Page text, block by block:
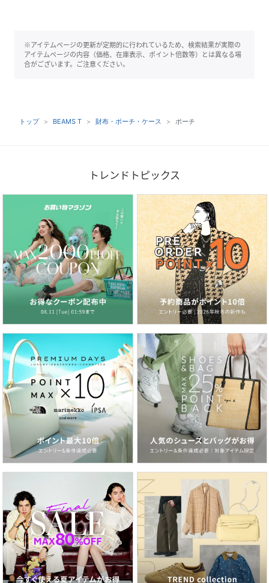
※アイテムページの更新が定期的に行われているため、検索結果が実際の
アイテムページの内容（価格、在庫表示、ポイント倍数等）とは異なる場
合がございます。ご注意ください。
トップ BEAMS T 財布・ポーチ・ケース ポーチ
トレンドトピックス